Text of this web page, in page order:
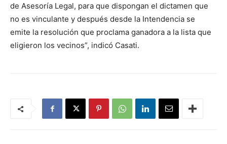
de Asesoría Legal, para que dispongan el dictamen que
no es vinculante y después desde la Intendencia se
emite la resolución que proclama ganadora a la lista que
eligieron los vecinos”, indicó Casati.